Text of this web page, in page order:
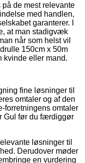
de mest relevante
med handlen,
garanterer. I
at man stadigvæk
når som helst vil
150cm x 50m
kvinde eller mand.
fine løsninger til
omtaler og af den
forretningens omtaler
Gul før du færdiggør
løsninger til
Derudover møder
en vurdering